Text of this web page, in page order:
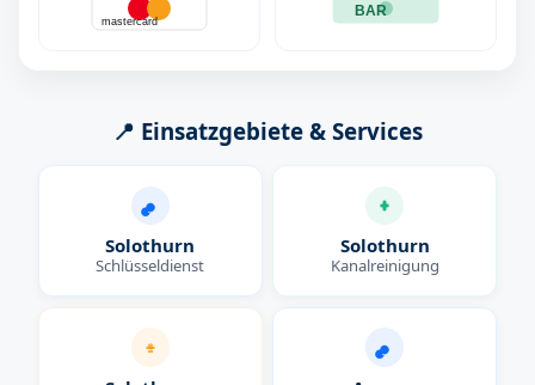
mastercard
BAR
📍 Einsatzgebiete & Services
Solothurn
Schlüsseldienst
Solothurn
Kanalreinigung